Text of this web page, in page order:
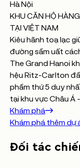
Hà Nội
KHU CĂN HỘ
TẠI VIỆT NAM
Kiêu hãnh toạ lạc
đường sầm uất
The Grand Hanoi
hệu Ritz-Carlton
phẩm thứ 5 duy
tại khu vực Châu Á
Khám phá
Khám phá thêm dự
Đối tác